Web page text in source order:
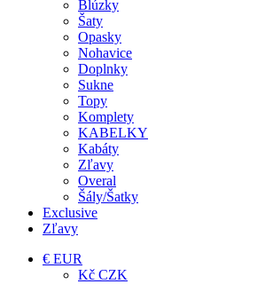
Blúzky
Šaty
Opasky
Nohavice
Doplnky
Sukne
Topy
Komplety
KABELKY
Kabáty
Zľavy
Overal
Šály/Šatky
Exclusive
Zľavy
€ EUR
Kč CZK